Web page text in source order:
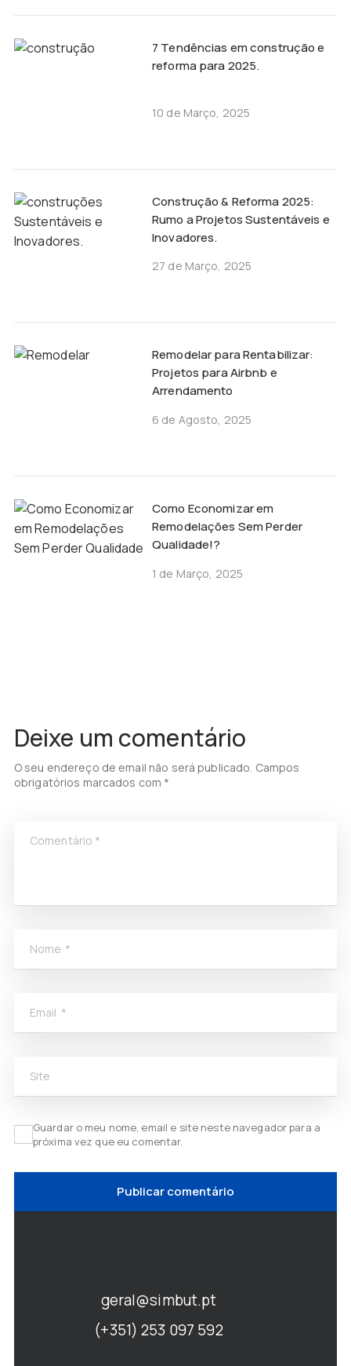
7 Tendências em construção e
reforma para 2025.
10 de Março, 2025
Construção & Reforma 2025:
Rumo a Projetos Sustentáveis e
Inovadores.
27 de Março, 2025
Remodelar para Rentabilizar:
Projetos para Airbnb e
Arrendamento
6 de Agosto, 2025
Como Economizar em
Remodelações Sem Perder
Qualidade!?
1 de Março, 2025
Deixe um comentário
O seu endereço de email não será publicado. Campos
obrigatórios marcados com *
Comentário *
Nome *
Email *
Site
Guardar o meu nome, email e site neste navegador para a
próxima vez que eu comentar.
geral@simbut.pt
(+351) 253 097 592